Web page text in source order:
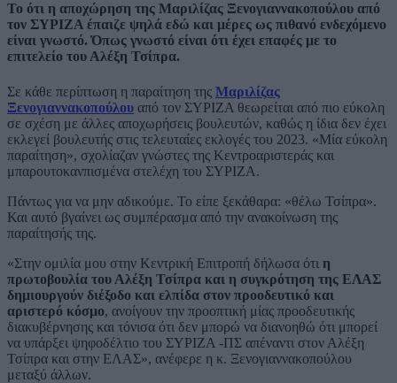
Το ότι η αποχώρηση της Μαριλίζας Ξενογιαννακοπούλου από
τον ΣΥΡΙΖΑ έπαιζε ψηλά εδώ και μέρες ως πιθανό ενδεχόμενο
είναι γνωστό. Όπως γνωστό είναι ότι έχει επαφές με το
επιτελείο του Αλέξη Τσίπρα.
Σε κάθε περίπτωση η παραίτηση της Μαριλίζας
Ξενογιαννακοπούλου από τον ΣΥΡΙΖΑ θεωρείται από πιο εύκολη
σε σχέση με άλλες αποχωρήσεις βουλευτών, καθώς η ίδια δεν έχει
εκλεγεί βουλευτής στις τελευταίες εκλογές του 2023. «Μία εύκολη
παραίτηση», σχολίαζαν γνώστες της Κεντροαριστεράς και
μπαρουτοκανπισμένα στελέχη του ΣΥΡΙΖΑ.
Πάντως για να μην αδικούμε. Το είπε ξεκάθαρα: «θέλω Τσίπρα».
Και αυτό βγαίνει ως συμπέρασμα από την ανακοίνωση της
παραίτησής της.
«Στην ομιλία μου στην Κεντρική Επιτροπή δήλωσα ότι η
πρωτοβουλία του Αλέξη Τσίπρα και η συγκρότηση της ΕΛΑΣ
δημιουργούν διέξοδο και ελπίδα στον προοδευτικό και
αριστερό κόσμο, ανοίγουν την προοπτική μίας προοδευτικής
διακυβέρνησης και τόνισα ότι δεν μπορώ να διανοηθώ ότι μπορεί
να υπάρξει ψηφοδέλτιο του ΣΥΡΙΖΑ -ΠΣ απέναντι στον Αλέξη
Τσίπρα και στην ΕΛΑΣ», ανέφερε η κ. Ξενογιαννακοπούλου
μεταξύ άλλων.